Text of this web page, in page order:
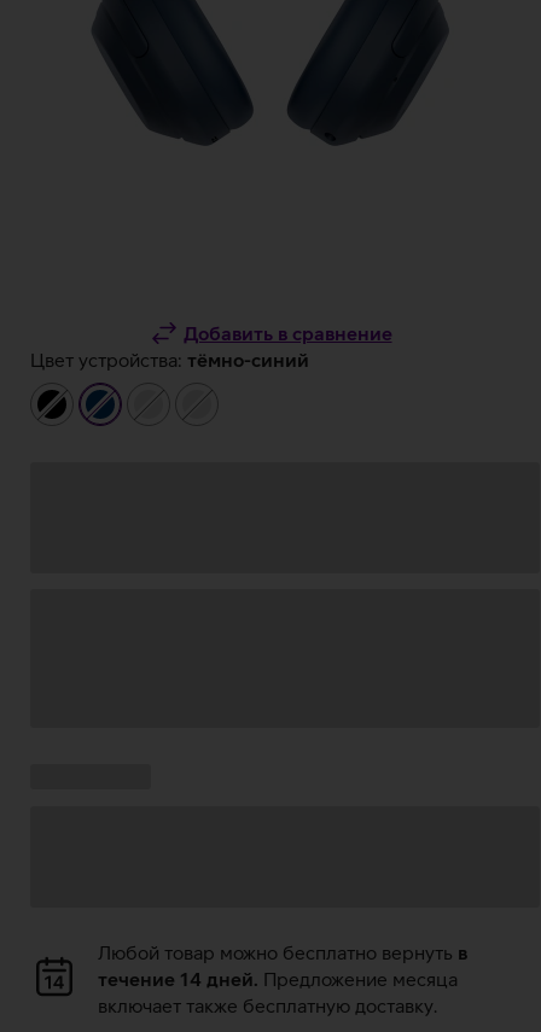
Добавить в сравнение
Цвет устройства: тёмно-синий
чёрныйтёмно-
синий
серебристый
серебристый
Загрузка
данных
Любой товар можно бесплатно вернуть в
течение 14 дней. Предложение месяца
включает также бесплатную доставку.